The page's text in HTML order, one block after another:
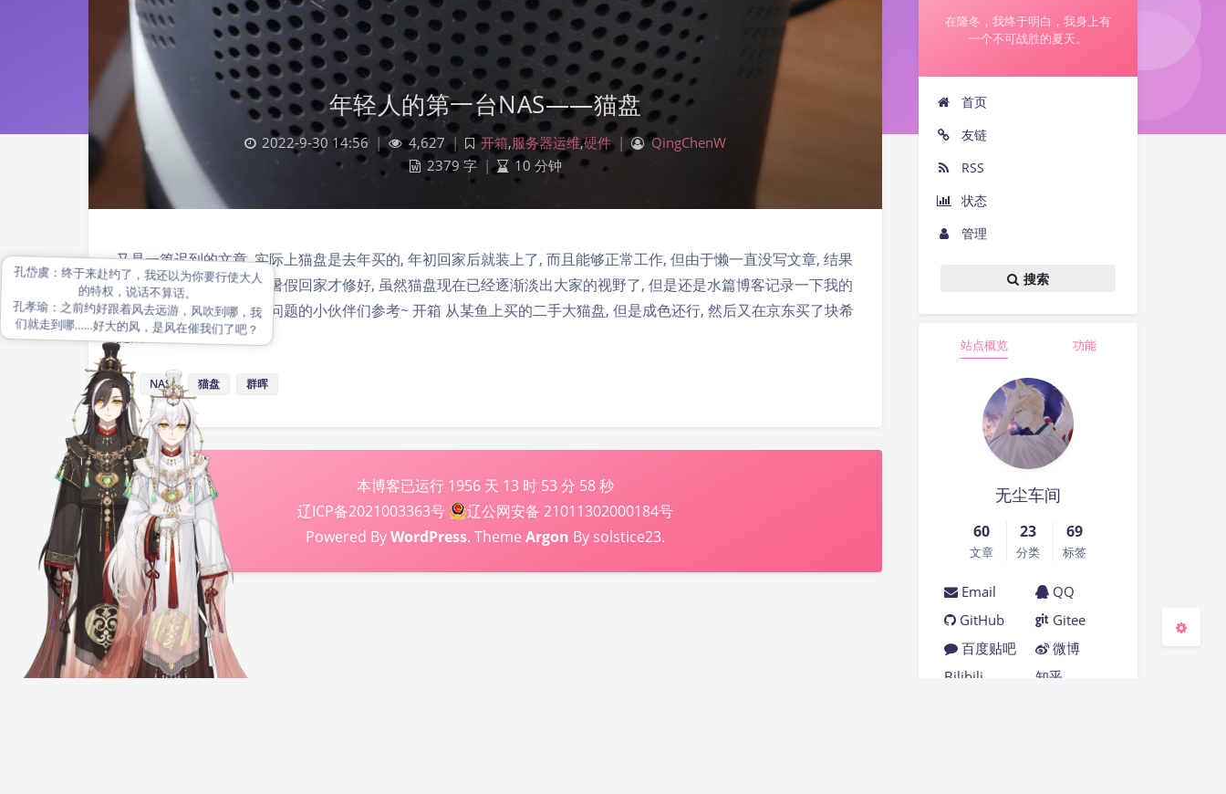
Sans Serif
浅阴影
日落 暗化
在隆冬，我终于明白，我身上有
一个不可战胜的夏天。
首页
友链
RSS
状态
管理
搜索
站点概览 功能
无尘车间
60
文章
23
分类
69
标签
Email
QQ
GitHub
Gitee
百度贴吧
微博
Bilibili
知乎
年轻人的第一台NAS——猫盘
2022-9-30 14:56 | 4,627 | 开箱,服务器运维,硬件
QingChenW
2379 字
10 分钟
又是一篇迟到的文章, 实际上猫盘是去年买的, 年初回家后就装上了, 而且能够正常工作, 但由于懒一直没写文章, 结果
开学没几天就挂了, 直到暑假回家才修好, 虽然猫盘现在已经逐渐淡出大家的视野了, 但是还是水篇博客记录一下我的
折腾过程, 方便遇到相同问题的小伙伴们参考~ 开箱 从某鱼上买的二手大猫盘, 但是成色还行, 然后又在京东买了块希
捷的4T …
NAS 猫盘 群晖
本博客已运行 1956 天 13 时 53分 59秒
辽ICP备2021003363号
辽公网安备 21011302000184号
Powered ByWordPress. Theme Argon By solstice23.